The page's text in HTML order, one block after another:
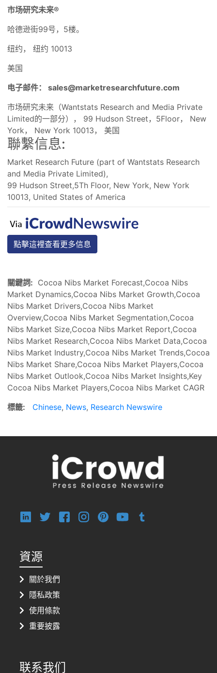
市场研究未来®
哈德逊街99号，5楼。
纽约， 纽约 10013
美国
电子邮件： sales@marketresearchfuture.com
市场研究未来（Wantstats Research and Media Private
Limited的一部分）， 99 Hudson Street，5Floor， New
York， New York 10013， 美国
聯繫信息:
Market Research Future (part of Wantstats Research
and Media Private Limited),
99 Hudson Street,5Th Floor, New York, New York
10013, United States of America
點擊這裡查看更多信息
關鍵詞: Cocoa Nibs Market Forecast,Cocoa Nibs
Market Dynamics,Cocoa Nibs Market Growth,Cocoa
Nibs Market Drivers,Cocoa Nibs Market
Overview,Cocoa Nibs Market Segmentation,Cocoa
Nibs Market Size,Cocoa Nibs Market Report,Cocoa
Nibs Market Research,Cocoa Nibs Market Data,Cocoa
Nibs Market Industry,Cocoa Nibs Market Trends,Cocoa
Nibs Market Share,Cocoa Nibs Market Players,Cocoa
Nibs Market Outlook,Cocoa Nibs Market Insights,Key
Cocoa Nibs Market Players,Cocoa Nibs Market CAGR
標籤:
Chinese, News, Research Newswire
資源
關於我們
隱私政策
使用條款
重要披露
联系我们